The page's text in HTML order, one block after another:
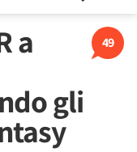
49
a
gli